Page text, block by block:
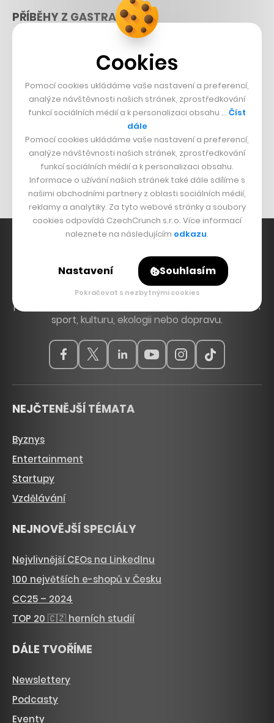
PŘÍBĚHY Z GASTRA
Francouzský šéfkuchař na Šumavě
Dva golfisti, co pečou
DESIGN
Bomma není tichá
Originální hodinky
Nábytek z betonu
Hlavní zdroj inspirace. Věnujeme se tématům, která
hýbou Českem a světem, od byznysu a startupů
přes technologie, politiku a vzdělávání až po bydlení,
sport, kulturu, ekologii nebo dopravu.
NEJČTENĚJŠÍ TÉMATA
Byznys
Entertainment
Startupy
Vzdělávání
NEJNOVĚJŠÍ SPECIÁLY
Nejvlivnější CEOs na LinkedInu
100 největších e-shopů v Česku
CC25 – 2024
TOP 20 🇨🇿 herních studií
DÁLE TVOŘÍME
Newslettery
Podcasty
Eventy
Cookies
Pomocí cookies ukládáme vaše nastavení a preferencí,
analýze návštěvnosti našich stránek, zprostředkování
funkcí sociálních médií a k personalizaci obsahu … Číst
dále
Pomocí cookies ukládáme vaše nastavení a preferencí,
analýze návštěvnosti našich stránek, zprostředkování
funkcí sociálních médií a k personalizaci obsahu.
Informace o užívání našich stránek také dále sdílíme s
našimi obchodními partnery z oblasti sociálních médií,
reklamy a analytiky. Za tyto webové stránky a soubory
cookies odpovídá CzechCrunch s.r.o. Více informací
naleznete na následujícím odkazu.
Nastavení Souhlasím
Pokračovat s nezbytnými cookies